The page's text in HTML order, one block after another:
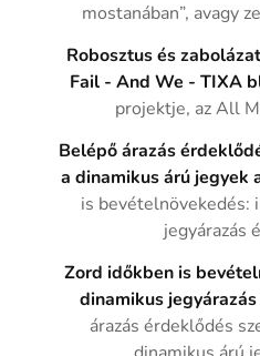
mostanában”, avagy
Robosztus és
Fail - And We - TIXA
projektje, az All
Belépő árazás
a dinamikus árú jegyek
is bevételnövekedés:
jegyárazás
Zord időkben is
dinamikus
árazás érdeklődés